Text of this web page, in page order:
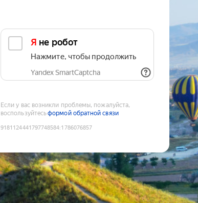
Я не робот
Нажмите, чтобы продолжить
Yandex SmartCaptcha
Если у вас возникли проблемы, пожалуйста,
воспользуйтесьформой обратной связи
9181124441797748584:1786076857